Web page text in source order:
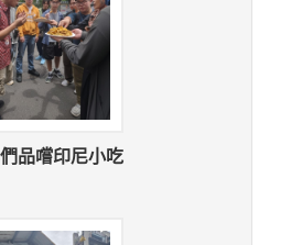
品嚐印尼小吃